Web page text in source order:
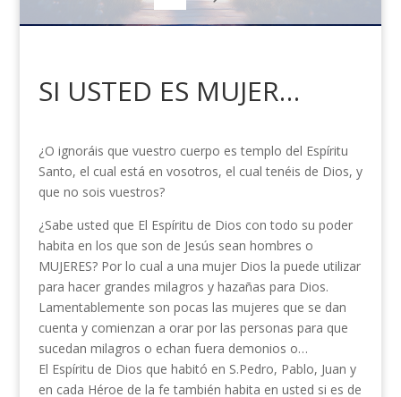
SI USTED ES MUJER…
¿O ignoráis que vuestro cuerpo es templo del Espíritu
Santo, el cual está en vosotros, el cual tenéis de Dios, y
que no sois vuestros?
¿Sabe usted que El Espíritu de Dios con todo su poder
habita en los que son de Jesús sean hombres o
MUJERES? Por lo cual a una mujer Dios la puede utilizar
para hacer grandes milagros y hazañas para Dios.
Lamentablemente son pocas las mujeres que se dan
cuenta y comienzan a orar por las personas para que
sucedan milagros o echan fuera demonios o…
El Espíritu de Dios que habitó en S.Pedro, Pablo, Juan y
en cada Héroe de la fe también habita en usted si es de